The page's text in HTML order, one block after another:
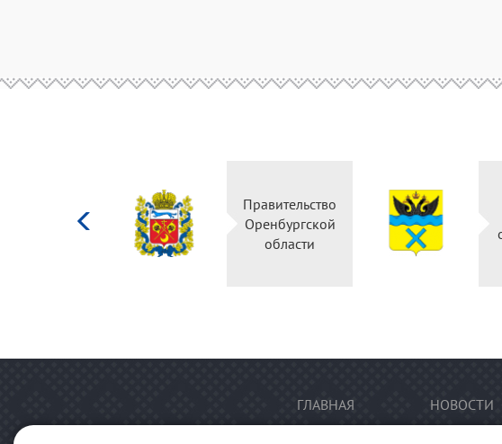
Российской
Правительство
Оренбургской
области
ГЛАВНАЯ НОВОСТИ